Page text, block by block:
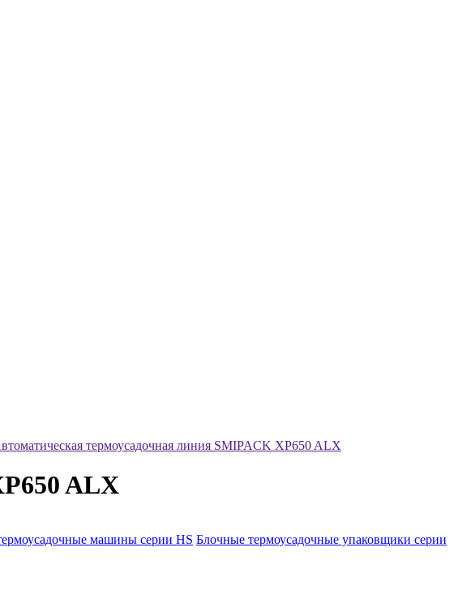
термоусадочная линия SMIPACK XP650 ALX
ALX
машины серии HS Блочные термоусадочные упаковщики серии